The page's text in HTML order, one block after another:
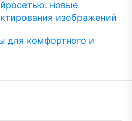
новые
изображений
для комфортного и